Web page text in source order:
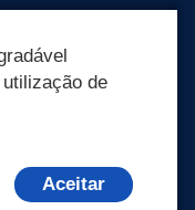
de
Aceitar